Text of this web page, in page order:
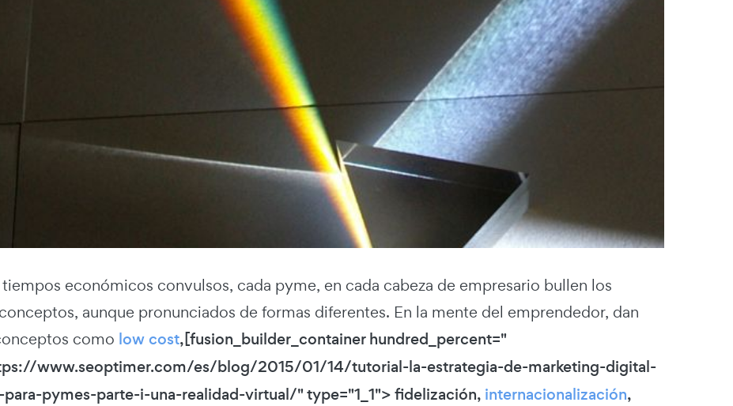
tiempos económicos convulsos, cada pyme, en cada cabeza de empresario bullen los
aunque pronunciados de formas diferentes. En la mente del emprendedor, dan
como low cost,[fusion_builder_container hundred_percent="
www.seoptimer.com/es/blog/2015/01/14/tutorial-la-estrategia-de-marketing-digital-
pymes-parte-i-una-realidad-virtual/" type="1_1"> fidelización, internacionalización,